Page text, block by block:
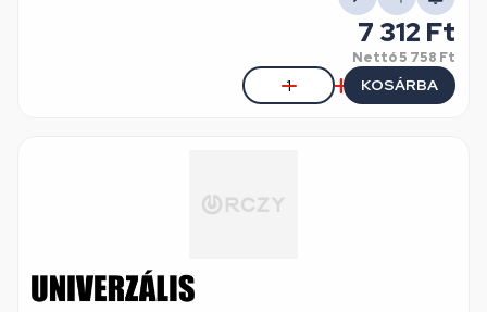
7 312 Ft
Nettó5 758 Ft
KOSÁRBA